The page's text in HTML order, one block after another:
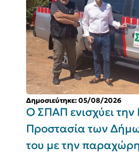
Δημοσιεύτηκε: 05/08/2026
Ο ΣΠΑΠ ενισχύει την
Προστασία των
του με την